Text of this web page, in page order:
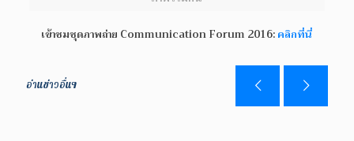
เข้าชมชุดภาพถ่าย Communication Forum 2016:คลิกที่นี่
อ่านข่าวอื่นๆ